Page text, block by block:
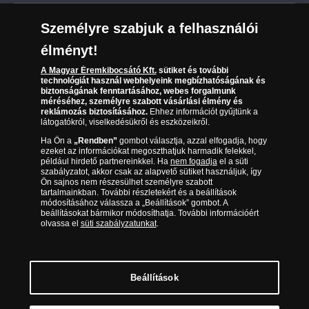
Kézbesítés
Reklamáció
Visszaküldés
Elállási űrlap
Karrier
Sütik (cookies) használata
Süti (cookies)Beállítások
Társaságunkról
Az érmék és érmek ára és értéke
Gyakran ismételt kérdések
Adatkezelés
06 80 888 889
(díjmentesen hívható hétfőtől csütörtökig 9.00 és 17.00
óra között, péntekenként 9.00 és 15.00 óra között)
Magyar Éremkibocsátó Kft. 1134 Budapest, Váci út 33. Cégjegyzékszám: 01-09-
957944, Adószám: 23275395-2-41 A Társaság a Magyar Kereskedelmi
Személyre szabjuk a felhasználói
élményt!
A Magyar Éremkibocsátó Kft.sütiket és további
technológiát használ webhelyeink megbízhatóságának és
biztonságának fenntartásához, webes forgalmunk
méréséhez, személyre szabott vásárlási élmény és
reklámozás biztosításához.Ehhez információt gyűjtünk a
látogatókról, viselkedésükről és eszközeikről.
Ha Ön a „Rendben”gombot választja, azzal elfogadja, hogy
ezeket az információkat megoszthatjuk harmadik felekkel,
például hirdető partnereinkkel. Ha nem fogadjael a süti
szabályzatot, akkor csak az alapvető sütiket használjuk, így
Ön sajnos nem részesülhet személyre szabott
tartalmainkban. További részletekért és a beállítások
módosításához válassza a „Beállítások” gombot. A
beállításokat bármikor módosíthatja. További információért
olvassa el süti szabályzatunkat.
Beállítások